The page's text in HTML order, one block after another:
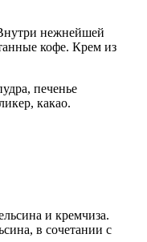
нежнейшей
кофе. Крем из
печенье
какао.
и кремчиза.
в сочетании с